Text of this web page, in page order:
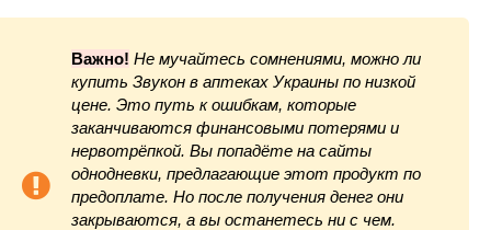
Важно! Не мучайтесь сомнениями, можно ли
купить Звукон в аптеках Украины по низкой
цене. Это путь к ошибкам, которые
заканчиваются финансовыми потерями и
нервотрёпкой. Вы попадёте на сайты
однодневки, предлагающие этот продукт по
предоплате. Но после получения денег они
закрываются, а вы останетесь ни с чем.